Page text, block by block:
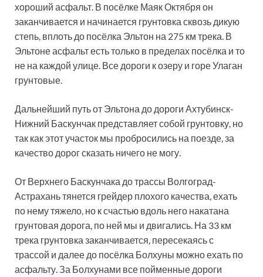
хороший асфальт. В посёлке Маяк Октября он
заканчивается и начинается грунтовка сквозь дикую
степь, вплоть до посёлка Эльтон на 275 км трека. В
Эльтоне асфальт есть только в пределах посёлка и то
не на каждой улице. Все дороги к озеру и горе Улаган
грунтовые.
Дальнейший путь от Эльтона до дороги Ахтубинск-
Нижний Баскунчак представляет собой грунтовку, но
так как этот участок мы пробросились на поезде, за
качество дорог сказать ничего не могу.
От Верхнего Баскунчака до трассы Волгоград-
Астрахань тянется грейдер плохого качества, ехать
по нему тяжело, но к счастью вдоль него накатана
грунтовая дорога, по ней мы и двигались. На 33 км
трека грунтовка заканчивается, пересекаясь с
трассой и далее до посёлка Болхуны можно ехать по
асфальту. За Болхунами все пойменные дороги